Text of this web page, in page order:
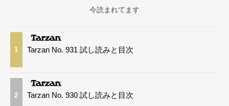
今読まれてます
1 Tarzan No. 931 試し読みと目次
2 Tarzan No. 930 試し読みと目次